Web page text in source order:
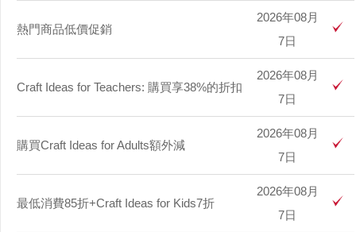
熱門商品低價促銷
2026年08月
7日
Craft Ideas for Teachers: 購買享38%的折扣
2026年08月
7日
購買Craft Ideas for Adults額外減
2026年08月
7日
最低消費85折+Craft Ideas for Kids7折
2026年08月
7日